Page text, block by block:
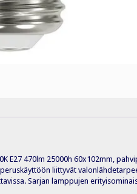
E27 470lm 25000h 60x102mm,
peruskäyttöön liittyvät
Sarjan lamppujen